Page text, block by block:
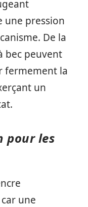
une pression
De la
bec peuvent
fermement la
un
pour les
une